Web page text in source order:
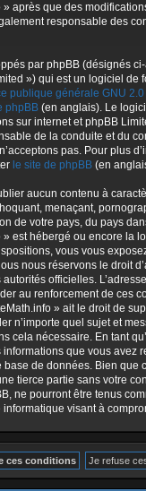
» après que des
responsable des
par phpBB (désignés
») qui est un logiciel de
publique générale GNU 2.0
phpBB (en anglais). Le
sur internet et phpBB
de la conduite et du
pas. Pour plus
le site de phpBB (en
aucun contenu à
menaçant,
de votre pays, du pays
» est hébergé ou encore la
vous vous
nous réservons le droit
autorités officielles.
au renforcement de ces
» ait le droit de
n’importe quel sujet et
cela nécessaire. En tant
que vous avez
de données. Bien que
tierce partie sans votre
ne pourront être tenus
visant à